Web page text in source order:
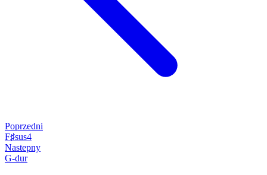
Poprzedni
F♯sus4
Nastepny
G-dur